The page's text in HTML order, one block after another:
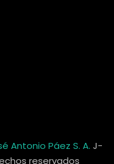
Antonio Páez S. A. J-
reservados